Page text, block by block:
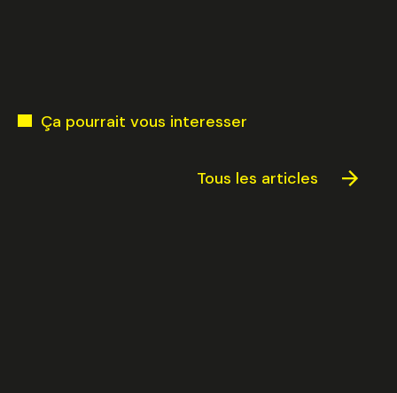
Ça pourrait vous interesser
Tous les articles
Sélectionnez une durée